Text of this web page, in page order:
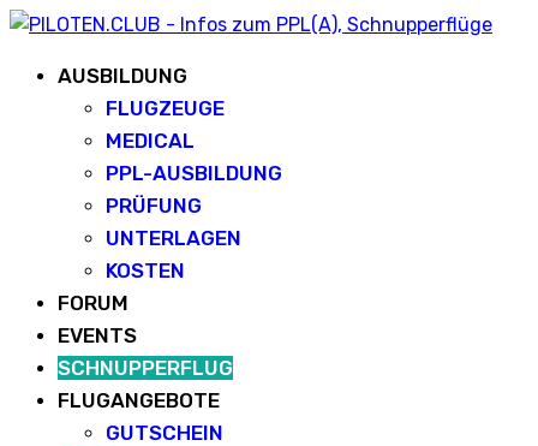
AUSBILDUNG
FLUGZEUGE
MEDICAL
PPL-AUSBILDUNG
PRÜFUNG
UNTERLAGEN
KOSTEN
FORUM
EVENTS
SCHNUPPERFLUG
FLUGANGEBOTE
GUTSCHEIN